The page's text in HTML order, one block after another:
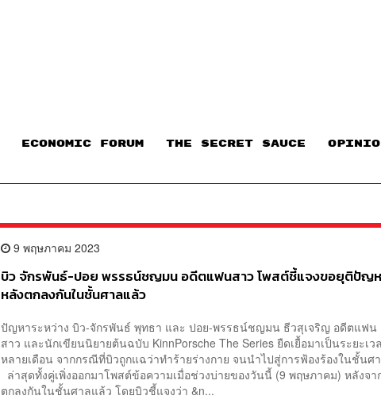
ECONOMIC FORUM THE SECRET SAUCE​
9 พฤษภาคม 2023
บิว จักรพันธ์-ปอย พรรธน์ชญมน อดีตแฟนสาว โพสต์ชี้แจงขอยุติปัญ
หลังตกลงกันในชั้นศาลแล้ว
ปัญหาระหว่าง บิว-จักรพันธ์ พุทธา และ ปอย-พรรธน์ชญมน ธีวสุเจริญ อดีตแฟน
สาว และนักเขียนนิยายต้นฉบับ KinnPorsche The Series ยืดเยื้อมาเป็นระยะเว
หลายเดือน จากกรณีที่บิวถูกแฉว่าทำร้ายร่างกาย จนนำไปสู่การฟ้องร้องในชั้นศ
ล่าสุดทั้งคู่เพิ่งออกมาโพสต์ข้อความเมื่อช่วงบ่ายของวันนี้ (9 พฤษภาคม) หลังจา
ตกลงกันในชั้นศาลแล้ว โดยบิวชี้แจงว่า &n...